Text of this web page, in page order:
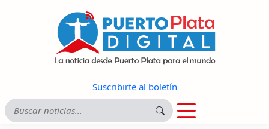
Suscribirte al boletín